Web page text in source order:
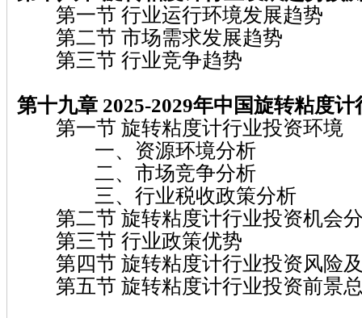
第一节 行业运行环境发展趋势
第二节 市场需求发展趋势
第三节 行业竞争趋势
第十九章 2025-2029年中国旋转粘度计
第一节 旋转粘度计行业投资环境
一、资源环境分析
二、市场竞争分析
三、行业税收政策分析
第二节 旋转粘度计行业投资机会
第三节 行业政策优势
第四节 旋转粘度计行业投资风险
第五节 旋转粘度计行业投资前景